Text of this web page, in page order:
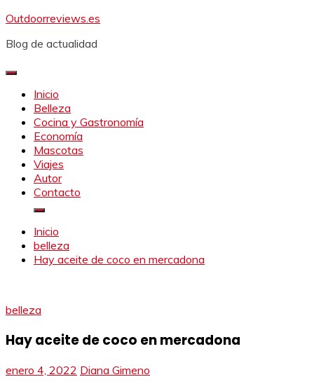
Saltar
contenido
Outdoorreviews.es
Blog de actualidad
Inicio
Belleza
Cocina y Gastronomía
Economía
Mascotas
Viajes
Autor
Contacto
Inicio
belleza
Hay aceite de coco en mercadona
belleza
Hay aceite de coco en mercadona
enero 4, 2022 Diana Gimeno